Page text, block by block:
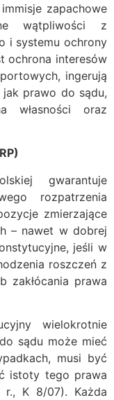
zapachowe
wątpliwości z
i systemu ochrony
ochrona interesów
ingerują
prawo do sądu,
własności oraz
gwarantuje
rozpatrzenia
zmierzające
– nawet w dobrej
jeśli w
roszczeń z
zakłócania prawa
wielokrotnie
sądu może mieć
musi być
istoty tego prawa
K 8/07). Każda